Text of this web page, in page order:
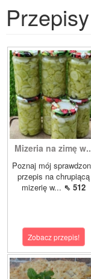
Mizeria na zimę
Poznaj mój
przepis na chrupiącą
mizerię w... ⇖ 512
Zobacz przepis!